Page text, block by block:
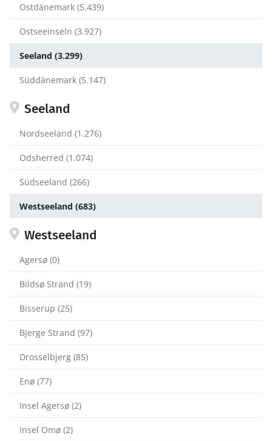
Ostdänemark (5.439)
Ostseeinseln (3.927)
Seeland (3.299)
Süddänemark (5.147)
Seeland
Nordseeland (1.276)
Odsherred (1.074)
Südseeland (266)
Westseeland (683)
Westseeland
Agersø (0)
Bildsø Strand (19)
Bisserup (25)
Bjerge Strand (97)
Drosselbjerg (85)
Enø (77)
Insel Agersø (2)
Insel Omø (2)